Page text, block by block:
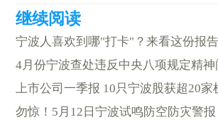
宁波人喜欢到哪"打卡"？来看这份报告
4月份宁波查处违反中央八项规定精神
上市公司一季报 10只宁波股获超20家
勿惊！5月12日宁波试鸣防空防灾警报